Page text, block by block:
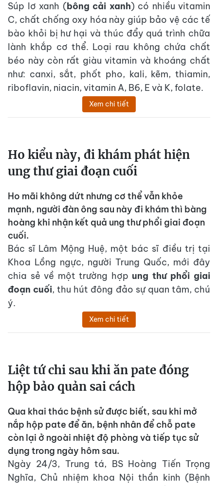
Súp lơ xanh (bông cải xanh) có nhiều vitamin
C, chất chống oxy hóa này giúp bảo vệ các tế
bào khỏi bị hư hại và thúc đẩy quá trình chữa
lành khắp cơ thể. Loại rau không chứa chất
béo này còn rất giàu vitamin và khoáng chất
như: canxi, sắt, phốt pho, kali, kẽm, thiamin,
riboflavin, niacin, vitamin A, B6, E và K, folate.
Xem chi tiết
Ho kiểu này, đi khám phát hiện
ung thư giai đoạn cuối
Ho mãi không dứt nhưng cơ thể vẫn khỏe
mạnh, người đàn ông sau này đi khám thì bàng
hoàng khi nhận kết quả ung thư phổi giai đoạn
cuối.
Bác sĩ Lâm Mộng Huệ, một bác sĩ điều trị tại
Khoa Lồng ngực, người Trung Quốc, mới đây
chia sẻ về một trường hợp ung thư phổi giai
đoạn cuối, thu hút đông đảo sự quan tâm, chú
ý.
Xem chi tiết
Liệt tứ chi sau khi ăn pate đóng
hộp bảo quản sai cách
Qua khai thác bệnh sử được biết, sau khi mở
nắp hộp pate để ăn, bệnh nhân để chỗ pate
còn lại ở ngoài nhiệt độ phòng và tiếp tục sử
dụng trong ngày hôm sau.
Ngày 24/3, Trung tá, BS Hoàng Tiến Trọng
Nghĩa, Chủ nhiệm khoa Nội thần kinh (Bệnh